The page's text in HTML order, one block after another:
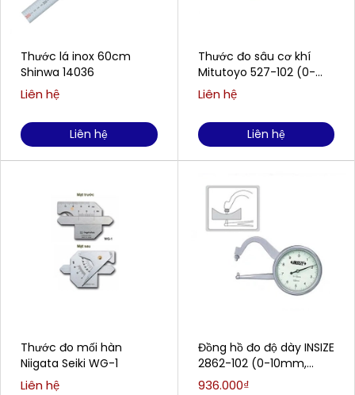
Thước lá inox 60cm
Shinwa 14036
Liên hệ
Liên hệ
Thước đo mối hàn
Niigata Seiki WG-1
Liên hệ
Thước đo sâu cơ khí
Mitutoyo 527-102 (0-
200mm / 0.02mm)
Liên hệ
Liên hệ
Đồng hồ đo độ dày INSIZE
2862-102 (0-10mm,
0.05mm)
936.000₫